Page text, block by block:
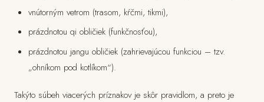
vnútorným vetrom (trasom, kŕčmi, tikmi),
prázdnotou qi obličiek (funkčnosťou),
prázdnotou jangu obličiek (zahrievajúcou funkciou – tzv.
„ohníkom pod kotlíkom“).
Takýto súbeh viacerých príznakov je skôr pravidlom, a preto je